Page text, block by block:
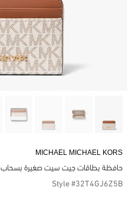
MICHAEL MICHAEL KORS
حافظة بطاقات جيت سيت صغيرة بسحاب
Style #32T4GJ6Z5B